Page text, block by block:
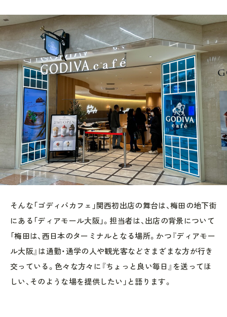
そんな「ゴディバカフェ」関西初出店の舞台は、梅田の地下街
にある「ディアモール大阪」。担当者は、出店の背景について
「梅田は、西日本のターミナルとなる場所。かつ『ディアモー
ル大阪』は通勤・通学の人や観光客などさまざまな方が行き
交っている。色々な方々に『ちょっと良い毎日』を送ってほ
しい、そのような場を提供したい」と語ります。